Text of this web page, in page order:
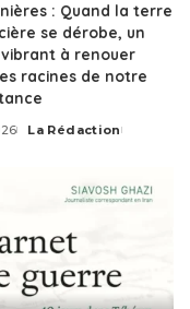
: Quand la terre
se dérobe, un
à renouer
racines de notre
Posted
La Rédaction